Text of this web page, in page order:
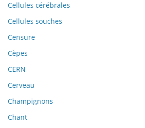
Cellules cérébrales
Cellules souches
Censure
Cèpes
CERN
Cerveau
Champignons
Chant